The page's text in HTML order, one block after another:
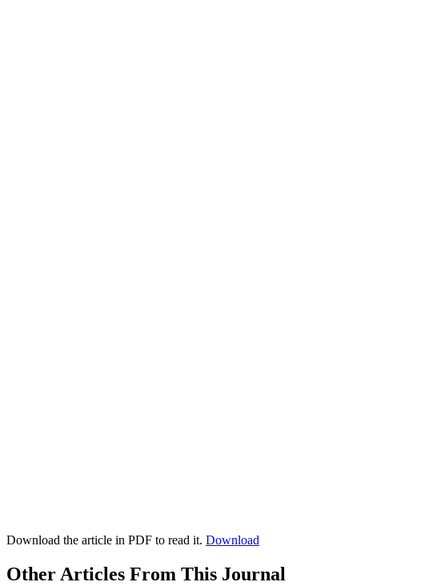
Download the article in PDF to read it. Download
Other Articles From This Journal